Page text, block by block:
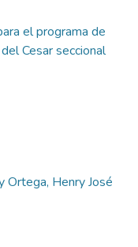
el programa de
Cesar seccional
Ortega, Henry José